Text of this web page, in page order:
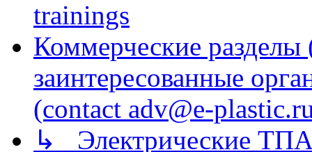
trainings
Коммерческие
заинтересованные
(contact adv@e-
↳ Электрические